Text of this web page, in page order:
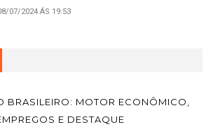
07/2024 ÁS 19:53
BRASILEIRO: MOTOR ECONÔMICO,
E DESTAQUE